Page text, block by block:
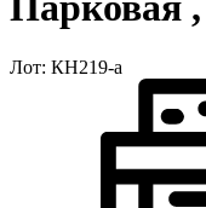
Лот: КН219-a